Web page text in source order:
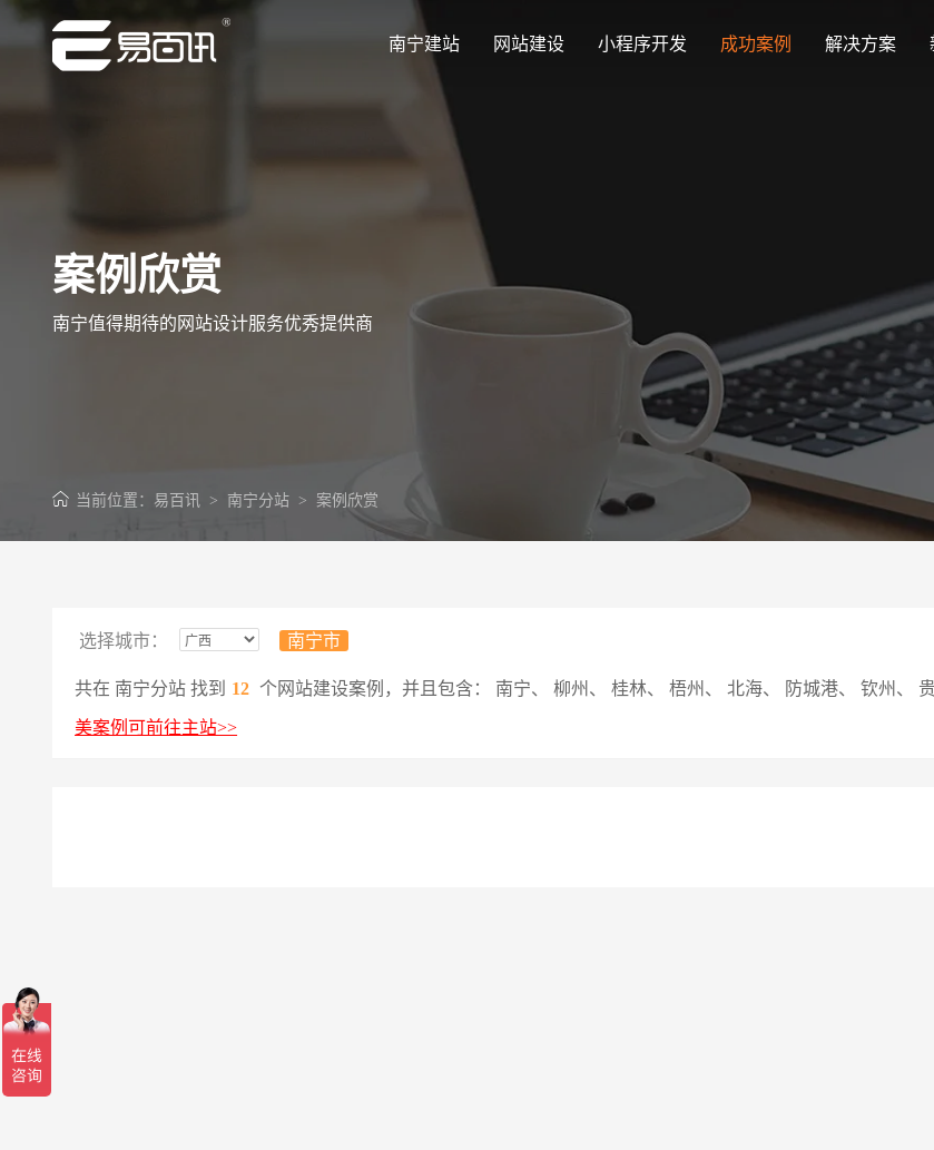
南宁建站 网站建设
适应各个终端设备网站
购物商城系统开发
零售在线电子商务网站
小程序开发 成功案例
外贸出口网站
外贸进出口网站开发
解决方案
企业网站建设解决方案
更贴身、易落地、高性价比
营
可
外贸网站建设解决方案
视觉、功能系统，展示产品
品
操作
政府网站建设解决方案
可轻松定制风格各异、频道
新
案
行业新闻
Industry information
网站观点
Website viewpoint
发展历程
一路走来感谢您的陪伴
案例欣赏
南宁值得期待的网站设计服务优秀提供商
当前位置： 易百讯 > 南宁分站 >案例欣赏
选择城市： 南宁市
共在 南宁分站 找到 12 个网站建设案例，并且包含： 南宁、 柳州、 桂林、 梧州、 北海、 防城港、 钦州、
美案例可前往主站>>